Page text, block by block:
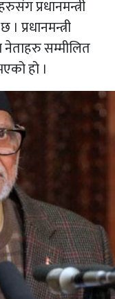
प्रधानमन्त्री
प्रधानमन्त्री
नेताहरु सम्मीलित
हो ।